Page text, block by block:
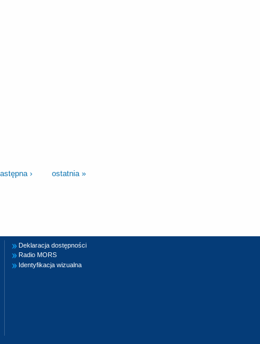
› ostatnia »
Deklaracja dostępności
Radio MORS
Identyfikacja wizualna